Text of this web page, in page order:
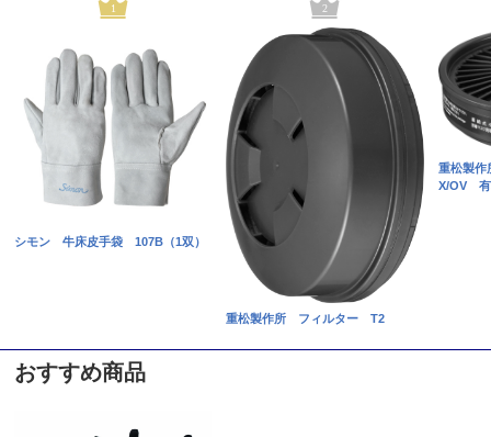
1
シモン 牛床皮手袋 107B（1双）
2
重松製作所 フィルター T2
重松製
X/OV 有
おすすめ商品